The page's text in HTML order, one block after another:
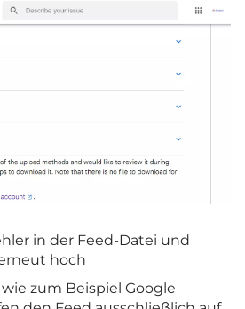
in der Feed-Datei und
hoch
zum Beispiel Google